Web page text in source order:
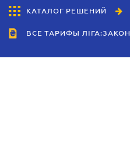
КАТАЛОГ РЕШЕНИЙ
ВСЕ ТАРИФЫ ЛІГА:ЗАКОН